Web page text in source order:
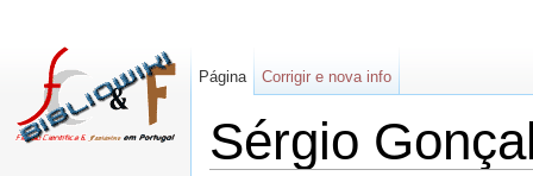
Sérgio
Página Corrigir e nova info